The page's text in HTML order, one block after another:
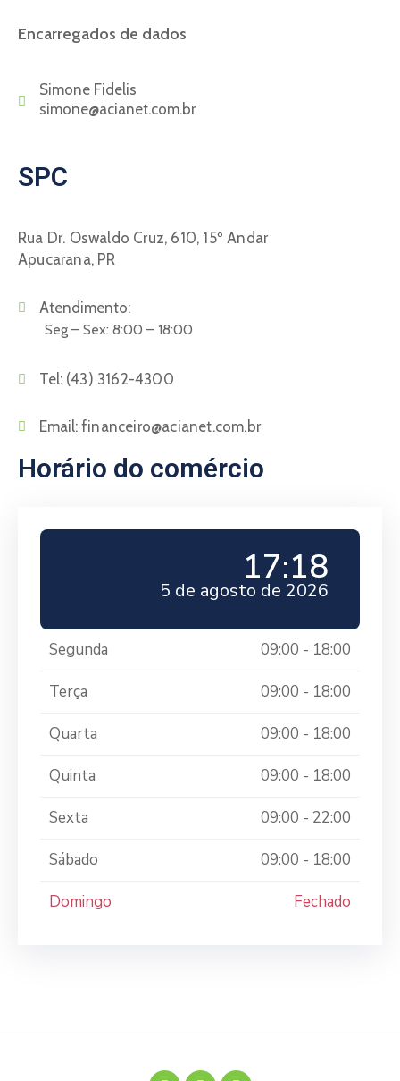
Encarregados de dados
Simone Fidelis
simone@acianet.com.br
SPC
Rua Dr. Oswaldo Cruz, 610, 15º Andar
Apucarana, PR
Atendimento:
Seg – Sex: 8:00 – 18:00
Tel: (43) 3162-4300
Email: financeiro@acianet.com.br
Horário do comércio
17:18
5 de agosto de 2026
Segunda 09:00 - 18:00
Terça 09:00 - 18:00
Quarta 09:00 - 18:00
Quinta 09:00 - 18:00
Sexta 09:00 - 22:00
Sábado 09:00 - 18:00
Domingo Fechado